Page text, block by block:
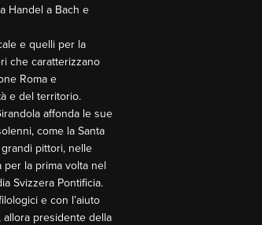
Handel a Bach e
e quelli per la
che caratterizzano
Roma e
e del territorio.
affonda le sue
come la Santa
grandi pittori, nelle
la prima volta nel
Svizzera Pontificia.
e con l’aiuto
presidente della